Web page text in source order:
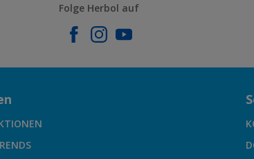
Folge Herbol auf